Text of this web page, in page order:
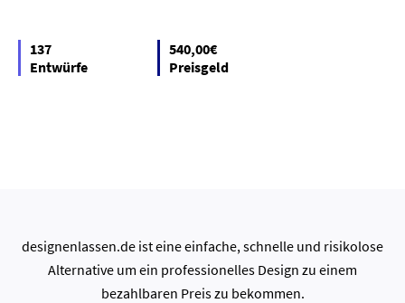
137
Entwürfe
540,00€
Preisgeld
designenlassen.de ist eine einfache, schnelle und risikolose
Alternative um ein professionelles Design zu einem
bezahlbaren Preis zu bekommen.